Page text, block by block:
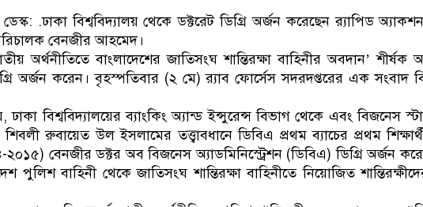
ডাকাতির প্রস্তুতিকালে দুইজনকে গ্রেফতার
.ঢাকা বিশ্ববিদ্যালয় থেকে ডক্টরেট ডিগ্রি অর্জন করেছেন র‌্যাপিড
বেনজীর আহমেদ।
অর্থনীতিতে বাংলাদেশের জাতিসংঘ শান্তিরক্ষা বাহিনীর অবদান’ শীর্ষক
অর্জন করেন। বৃহস্পতিবার (২ মে) র‌্যাব ফোর্সেস সদরদপ্তরের এক সংবাদ
বিশ্ববিদ্যালয়ের ব্যাংকিং অ্যান্ড ইন্সুরেন্স বিভাগ থেকে এবং বিজনেস
রুবায়েত উল ইসলামের তত্ত্বাবধানে ডিবিএ প্রথম ব্যাচের প্রথম
বেনজীর ডক্টর অব বিজনেস অ্যাডমিনিস্ট্রেশন (ডিবিএ) ডিগ্রি অর্জন
পুলিশ বাহিনী থেকে জাতিসংঘ শান্তিরক্ষা বাহিনীতে নিয়োজিত